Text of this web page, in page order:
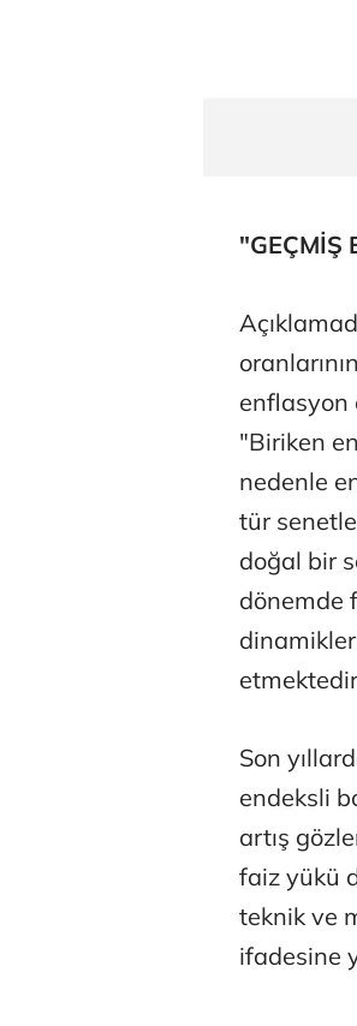
"GEÇMİŞ
enflasyon
"Biriken
nedenle
tür
doğal bir
dönemde
Son
endeksli
artış
faiz yükü
teknik ve
ifadesine